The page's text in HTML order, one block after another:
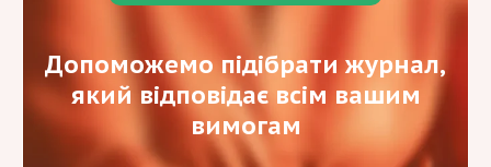
ЗВО/наукових установих.
Допоможемо підібрати журнал,
який відповідає всім вашим
вимогам